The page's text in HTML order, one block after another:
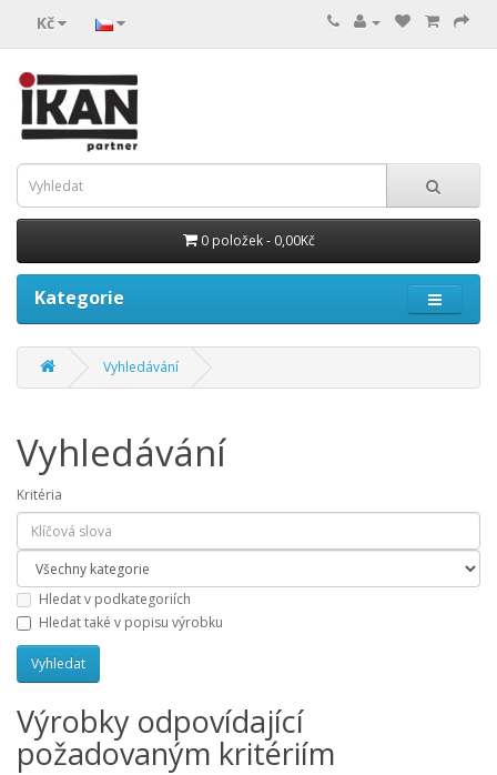
Kč
0 položek - 0,00Kč
Kategorie
Vyhledávání
Vyhledávání
Kritéria
Hledat v podkategoriích
Hledat také v popisu výrobku
Výrobky odpovídající
požadovaným kritériím